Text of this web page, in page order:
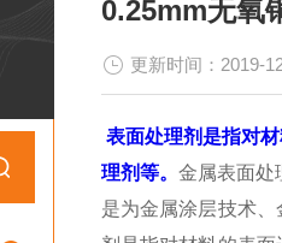
0.25mm无氧
更新时间：
表面处理剂是指对
理剂等。金属表面处
是为金属涂层技术